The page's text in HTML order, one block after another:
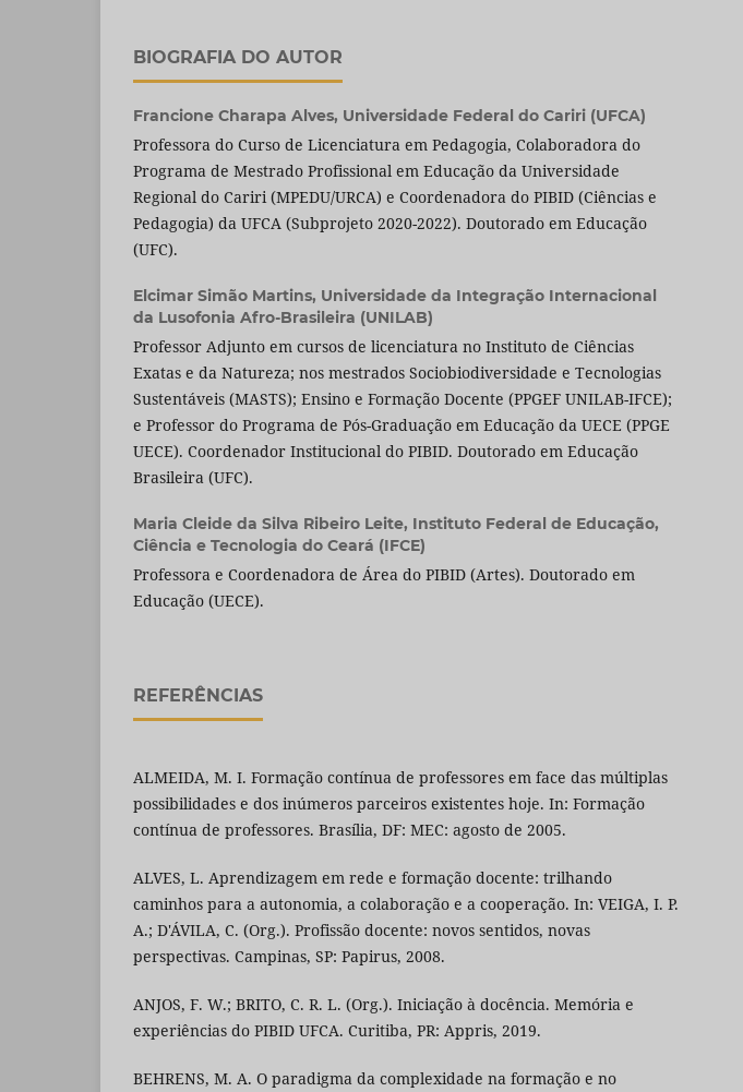
BIOGRAFIA DO AUTOR
Francione Charapa Alves, Universidade Federal do Cariri (UFCA)
Professora do Curso de Licenciatura em Pedagogia, Colaboradora do
Programa de Mestrado Profissional em Educação da Universidade
Regional do Cariri (MPEDU/URCA) e Coordenadora do PIBID (Ciências e
Pedagogia) da UFCA (Subprojeto 2020-2022). Doutorado em Educação
(UFC).
Elcimar Simão Martins, Universidade da Integração Internacional
da Lusofonia Afro-Brasileira (UNILAB)
Professor Adjunto em cursos de licenciatura no Instituto de Ciências
Exatas e da Natureza; nos mestrados Sociobiodiversidade e Tecnologias
Sustentáveis (MASTS); Ensino e Formação Docente (PPGEF UNILAB-IFCE);
e Professor do Programa de Pós-Graduação em Educação da UECE (PPGE
UECE). Coordenador Institucional do PIBID. Doutorado em Educação
Brasileira (UFC).
Maria Cleide da Silva Ribeiro Leite, Instituto Federal de Educação,
Ciência e Tecnologia do Ceará (IFCE)
Professora e Coordenadora de Área do PIBID (Artes). Doutorado em
Educação (UECE).
REFERÊNCIAS
ALMEIDA, M. I. Formação contínua de professores em face das múltiplas
possibilidades e dos inúmeros parceiros existentes hoje. In: Formação
contínua de professores. Brasília, DF: MEC: agosto de 2005.
ALVES, L. Aprendizagem em rede e formação docente: trilhando
caminhos para a autonomia, a colaboração e a cooperação. In: VEIGA, I. P.
A.; D'ÁVILA, C. (Org.). Profissão docente: novos sentidos, novas
perspectivas. Campinas, SP: Papirus, 2008.
ANJOS, F. W.; BRITO, C. R. L. (Org.). Iniciação à docência. Memória e
experiências do PIBID UFCA. Curitiba, PR: Appris, 2019.
BEHRENS, M. A. O paradigma da complexidade na formação e no